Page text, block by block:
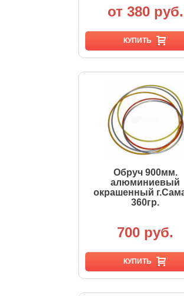
от 380 руб.
КУПИТЬ
Обруч 900мм.
алюминиевый
окрашенный
360гр.
700 руб.
КУПИТЬ